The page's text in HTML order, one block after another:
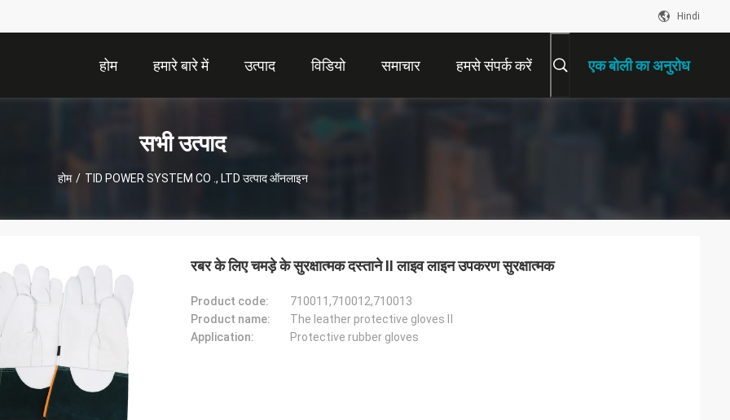
Hindi
होम हमारे बारे में उत्पाद विडियो समाचार हमसे संपर्क करें एक बोली का अनुरोध
सभी उत्पाद
होम / TID POWER SYSTEM CO ., LTD उत्पाद ऑनलाइन
रबर के लिए चमड़े के सुरक्षात्मक दस्ताने II लाइव लाइन उपकरण सुरक्षात्मक
Product code:
710011,710012,710013
Product name:
The leather protective gloves Ⅱ
Application:
Protective rubber gloves